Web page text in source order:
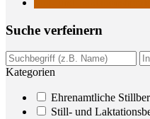
Suche ver­fei­nern
Kategorien
Ehrenamtliche
Still- und